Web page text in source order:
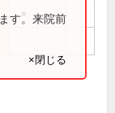
す。来院前
×閉じる